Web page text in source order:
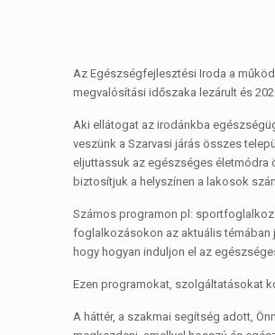
Az Egészségfejlesztési Iroda a
megvalósítási időszaka lezárult és
Aki ellátogat az irodánkba
veszünk a Szarvasi járás összes
eljuttassuk az egészséges életmódra
biztosítjuk a helyszínen a lakosok
Számos programon pl:
foglalkozásokon az aktuális témában
hogy hogyan induljon el az
Ezen programokat, szolgáltatásokat
A háttér, a szakmai segítség adott,